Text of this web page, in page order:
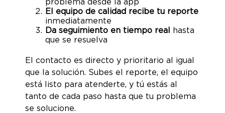
problema desde la app
El equipo de calidad recibe tu reporte
inmediatamente
Da seguimiento en tiempo real
hasta
que se resuelva
El contacto es directo y prioritario al igual
que la solución. Subes el reporte, el equipo
está listo para atenderte, y tú estás al
tanto de cada paso hasta que tu problema
se solucione.